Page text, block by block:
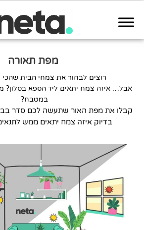
מפת תאורה
רוצים לבחור את צמחי הבית שהכי
אבל… איזה צמח יתאים ליד הספא בסלון?
במטבח?
קבלו את מפת האור שתעשה לכם סדר
בדיוק איזה צמח יתאים ממש